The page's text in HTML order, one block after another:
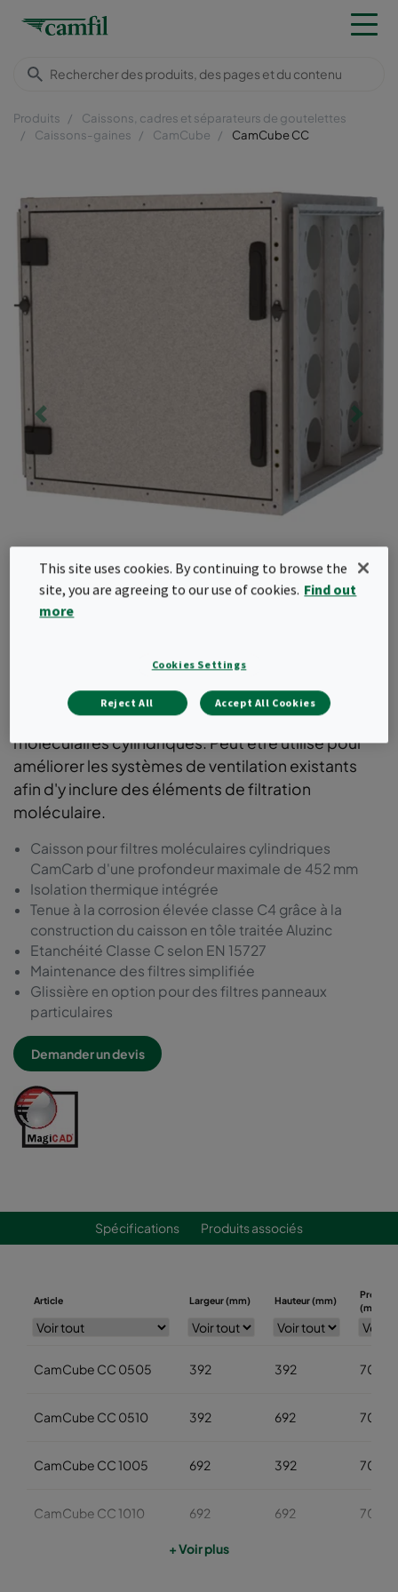
Produits
Caissons, cadres et séparateurs de goutelettes
Caissons-gaines
CamCube CamCube CC
CamCube CC
Caisson de filtration conçu pour filtres
moléculaires cylindriques. Peut être utilisé pour
améliorer les systèmes de ventilation existants
afin d'y inclure des éléments de filtration
moléculaire.
Caisson pour filtres moléculaires cylindriques
CamCarb d'une profondeur maximale de 452 mm
Isolation thermique intégrée
Tenue à la corrosion élevée classe C4 grâce à la
construction du caisson en tôle traitée Aluzinc
Etanchéité Classe C selon EN 15727
Maintenance des filtres simplifiée
Glissière en option pour des filtres panneaux
particulaires
Demander un devis
Spécifications Produits associés
Article Largeur (mm) Hauteur (mm)
(mm)
CamCube CC 0505 392 392 700
CamCube CC 0510 392 692 700
CamCube CC 1005 692 392 700
CamCube CC 1010 692 692 700
692
+ Voir plus
This site uses cookies. By continuing to browse the
site, you are agreeing to our use of cookies. Find out
more
Cookies Settings
Reject All Accept All Cookies